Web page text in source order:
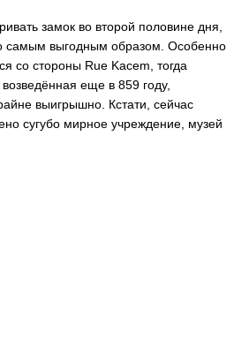
замок во второй половине дня,
самым выгодным образом. Особенно
со стороны Rue Kacem, тогда
еще в 859 году,
выигрышно. Кстати, сейчас
сугубо мирное учреждение, музей